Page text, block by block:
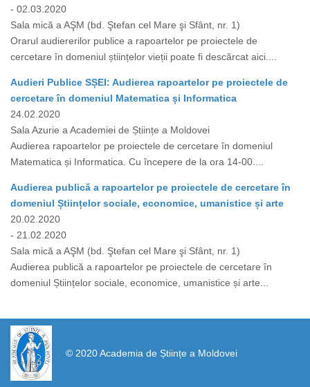
- 02.03.2020
Sala mică a AŞM (bd. Ştefan cel Mare şi Sfânt, nr. 1)
Orarul audiererilor publice a rapoartelor pe proiectele de
cercetare în domeniul științelor vieții poate fi descărcat aici....
Audieri Publice SȘEI: Audierea rapoartelor pe proiectele de
cercetare în domeniul Matematica și Informatica
24.02.2020
Sala Azurie a Academiei de Științe a Moldovei
Audierea rapoartelor pe proiectele de cercetare în domeniul
Matematica și Informatica. Cu începere de la ora 14-00....
Audierea publică a rapoartelor pe proiectele de cercetare în
domeniul Științelor sociale, economice, umanistice și arte
20.02.2020
- 21.02.2020
Sala mică a AŞM (bd. Ştefan cel Mare şi Sfânt, nr. 1)
Audierea publică a rapoartelor pe proiectele de cercetare în
domeniul Științelor sociale, economice, umanistice și arte...
© 2020 Academia de Științe a Moldovei
https://propletenie.ru/